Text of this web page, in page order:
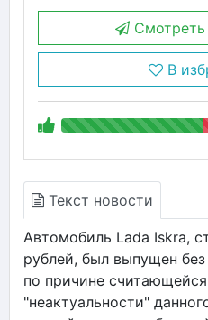
Смотреть
В
Текст новости
Автомобиль Lada Iskra,
рублей, был выпущен
по причине
"неактуальности"